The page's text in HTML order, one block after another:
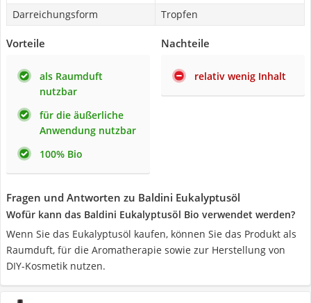
Darreichungsform
Tropfen
Vorteile
als Raumduft
nutzbar
für die äußerliche
Anwendung nutzbar
100% Bio
Nachteile
relativ wenig Inhalt
Fragen und Antworten zu Baldini Eukalyptusöl
Wofür kann das Baldini Eukalyptusöl Bio verwendet werden?
Wenn Sie das Eukalyptusöl kaufen, können Sie das Produkt als
Raumduft, für die Aromatherapie sowie zur Herstellung von
DIY-Kosmetik nutzen.